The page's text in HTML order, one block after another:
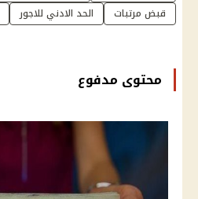
قبض مرتبات
الحد الادني للاجور
محتوى مدفوع